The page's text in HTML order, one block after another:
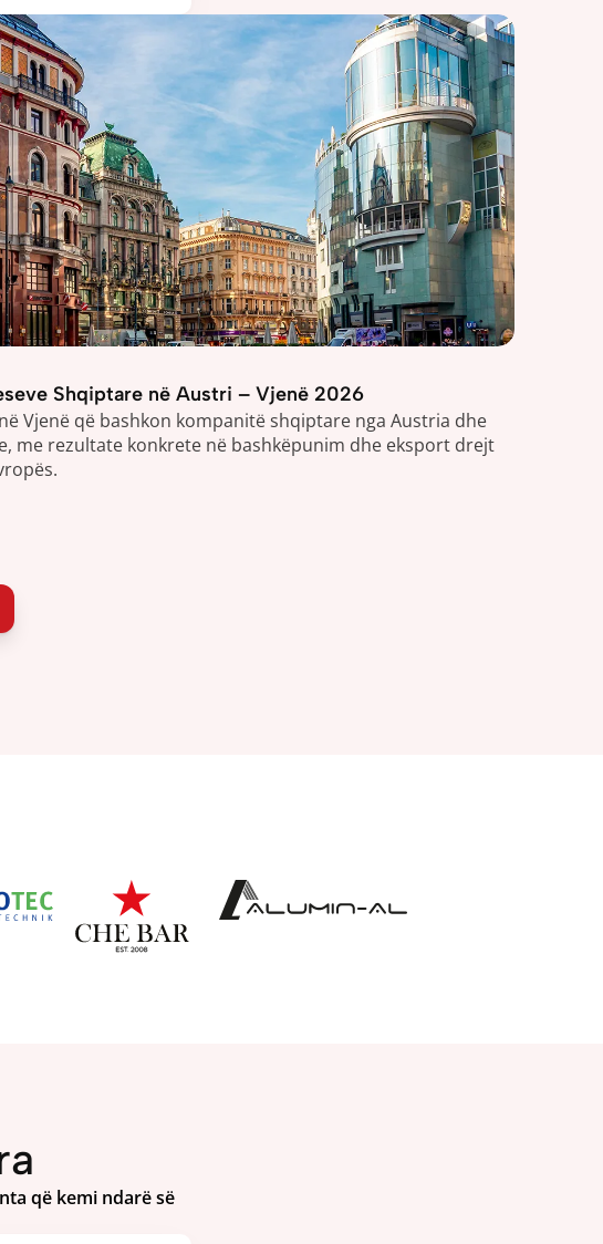
Shqiptare në Austri – Vjenë 2026
Vjenë që bashkon kompanitë shqiptare nga Austria dhe
me rezultate konkrete në bashkëpunim dhe eksport drejt
që kemi ndarë së